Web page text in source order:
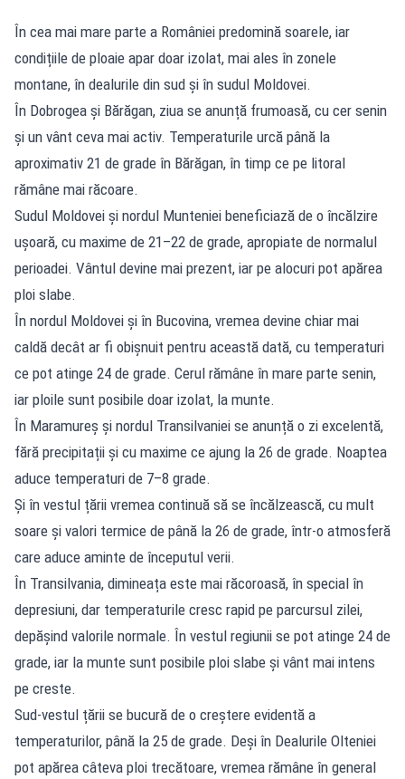
În cea mai mare parte a României predomină soarele, iar
condițiile de ploaie apar doar izolat, mai ales în zonele
montane, în dealurile din sud și în sudul Moldovei.
În Dobrogea și Bărăgan, ziua se anunță frumoasă, cu cer senin
și un vânt ceva mai activ. Temperaturile urcă până la
aproximativ 21 de grade în Bărăgan, în timp ce pe litoral
rămâne mai răcoare.
Sudul Moldovei și nordul Munteniei beneficiază de o încălzire
ușoară, cu maxime de 21–22 de grade, apropiate de normalul
perioadei. Vântul devine mai prezent, iar pe alocuri pot apărea
ploi slabe.
În nordul Moldovei și în Bucovina, vremea devine chiar mai
caldă decât ar fi obișnuit pentru această dată, cu temperaturi
ce pot atinge 24 de grade. Cerul rămâne în mare parte senin,
iar ploile sunt posibile doar izolat, la munte.
În Maramureș și nordul Transilvaniei se anunță o zi excelentă,
fără precipitații și cu maxime ce ajung la 26 de grade. Noaptea
aduce temperaturi de 7–8 grade.
Și în vestul țării vremea continuă să se încălzească, cu mult
soare și valori termice de până la 26 de grade, într-o atmosferă
care aduce aminte de începutul verii.
În Transilvania, dimineața este mai răcoroasă, în special în
depresiuni, dar temperaturile cresc rapid pe parcursul zilei,
depășind valorile normale. În vestul regiunii se pot atinge 24 de
grade, iar la munte sunt posibile ploi slabe și vânt mai intens
pe creste.
Sud-vestul țării se bucură de o creștere evidentă a
temperaturilor, până la 25 de grade. Deși în Dealurile Olteniei
pot apărea câteva ploi trecătoare, vremea rămâne în general